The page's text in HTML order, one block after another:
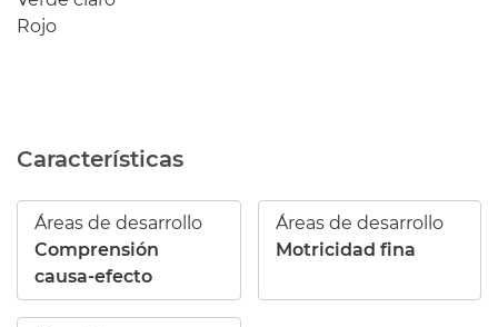
Rojo
Características
Áreas de desarrollo
Comprensión
causa-efecto
Áreas de desarrollo
Motricidad fina